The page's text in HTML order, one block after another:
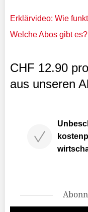
Erklärvideo: Wie
Welche Abos gibt es?
CHF 12.90
aus unseren